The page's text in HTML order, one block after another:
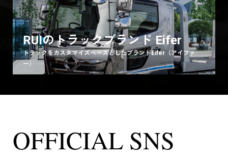
RUIのトラックブランド Eifer
トラックをカスタマイズベースとしたブランドEifer（アイファ
ー）
OFFICIAL SNS